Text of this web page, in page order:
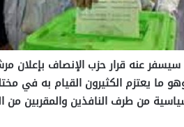
سيسفر عنه قرار حزب الإنصاف بإعلان
ما يعتزم الكثيرون القيام به في
من طرف النافذين والمقربين من